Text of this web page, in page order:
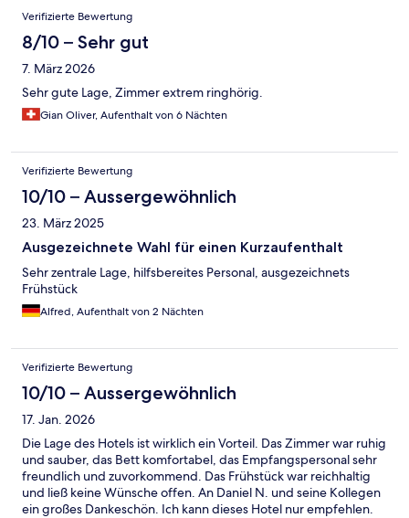
Verifizierte Bewertung
8/10 – Sehr gut
7. März 2026
Sehr gute Lage, Zimmer extrem ringhörig.
Gian Oliver, Aufenthalt von 6 Nächten
Verifizierte Bewertung
10/10 – Aussergewöhnlich
23. März 2025
Ausgezeichnete Wahl für einen Kurzaufenthalt
Sehr zentrale Lage, hilfsbereites Personal, ausgezeichnets
Frühstück
Alfred, Aufenthalt von 2 Nächten
Verifizierte Bewertung
10/10 – Aussergewöhnlich
17. Jan. 2026
Die Lage des Hotels ist wirklich ein Vorteil. Das Zimmer war ruhig
und sauber, das Bett komfortabel, das Empfangspersonal sehr
freundlich und zuvorkommend. Das Frühstück war reichhaltig
und ließ keine Wünsche offen. An Daniel N. und seine Kollegen
ein großes Dankeschön. Ich kann dieses Hotel nur empfehlen.